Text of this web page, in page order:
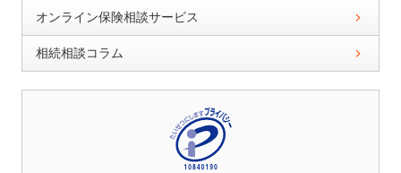
オンライン保険相談サービス
相続相談コラム